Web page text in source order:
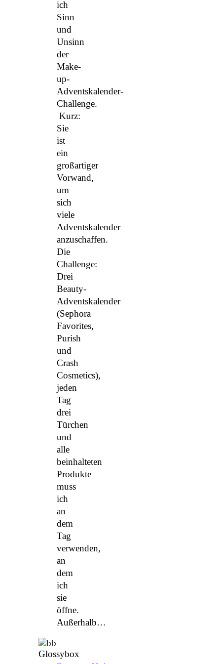
ich
Sinn
und
Unsinn
der
Make-
up-
Adventskalender-
Challenge.
Kurz:
Sie
ist
ein
großartiger
Vorwand,
um
sich
viele
Adventskalender
anzuschaffen.
Die
Challenge:
Drei
Beauty-
Adventskalender
(Sephora
Favorites,
Purish
und
Crash
Cosmetics),
jeden
Tag
drei
Türchen
und
alle
beinhalteten
Produkte
muss
ich
an
dem
Tag
verwenden,
an
dem
ich
sie
öffne.
Außerhalb…